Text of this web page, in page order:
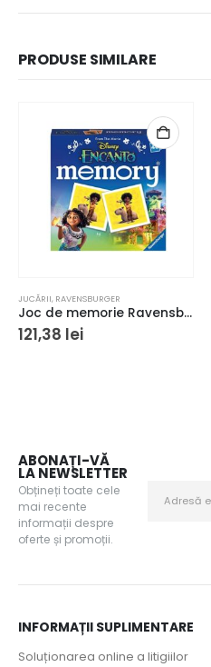
PRODUSE SIMILARE
JUCĂRII, RAVENSBURGER
Joc de memorie Ravensburger Memory Disney Encanto
121,38 lei
ABONAȚI-VĂ
LA NEWSLETTER
Obțineți toate cele
mai recente
informații despre
oferte și promoții.
INFORMAȚII SUPLIMENTARE
Soluționarea online a litigiilor